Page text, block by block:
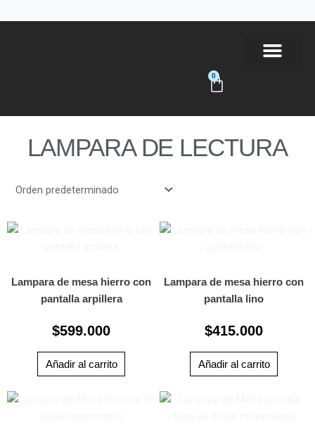
al
0
Carrito
LAMPARA DE LECTURA
Lampara de mesa hierro con
pantalla arpillera
$599.000
Añadir al carrito
Lampara de mesa hierro con
pantalla lino
$415.000
Añadir al carrito